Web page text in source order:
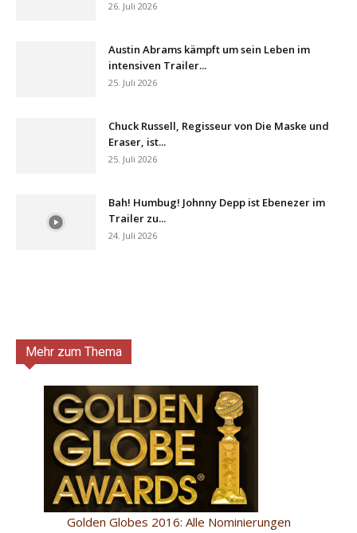
26. Juli 2026
Austin Abrams kämpft um sein Leben im
intensiven Trailer...
25. Juli 2026
Chuck Russell, Regisseur von Die Maske und
Eraser, ist...
25. Juli 2026
Bah! Humbug! Johnny Depp ist Ebenezer im
Trailer zu...
24. Juli 2026
Mehr zum Thema
Golden Globes 2016: Alle Nominierungen